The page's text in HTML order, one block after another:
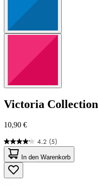
Victoria Collection
10,90 €
4.2 (5)
4.2
von
5
Sternen.
5
In den Warenkorb